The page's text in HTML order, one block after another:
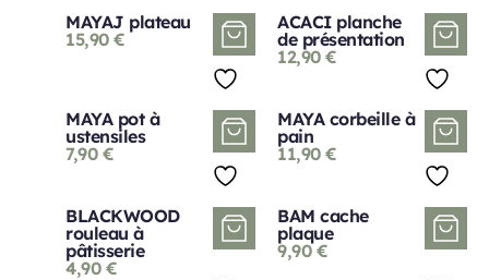
MAYAJ plateau
15,90 €
ACACI planche
de présentation
12,90 €
MAYA pot à
ustensiles
7,90 €
MAYA corbeille à
pain
11,90 €
BLACKWOOD
rouleau à
pâtisserie
4,90 €
BAM cache
plaque
9,90€